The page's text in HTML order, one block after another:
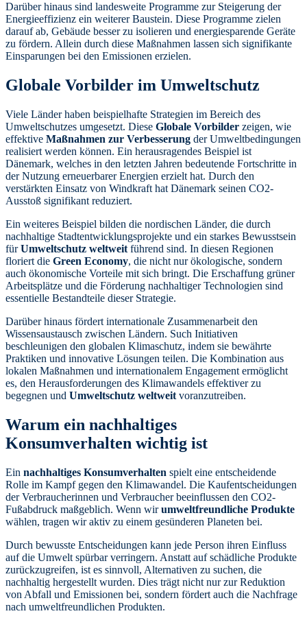
Darüber hinaus sind landesweite Programme zur Steigerung der
Energieeffizienz ein weiterer Baustein. Diese Programme zielen
darauf ab, Gebäude besser zu isolieren und energiesparende Geräte
zu fördern. Allein durch diese Maßnahmen lassen sich signifikante
Einsparungen bei den Emissionen erzielen.
Globale Vorbilder im Umweltschutz
Viele Länder haben beispielhafte Strategien im Bereich des
Umweltschutzes umgesetzt. Diese Globale Vorbilder zeigen, wie
effektive Maßnahmen zur Verbesserung der Umweltbedingungen
realisiert werden können. Ein herausragendes Beispiel ist
Dänemark, welches in den letzten Jahren bedeutende Fortschritte in
der Nutzung erneuerbarer Energien erzielt hat. Durch den
verstärkten Einsatz von Windkraft hat Dänemark seinen CO2-
Ausstoß signifikant reduziert.
Ein weiteres Beispiel bilden die nordischen Länder, die durch
nachhaltige Stadtentwicklungsprojekte und ein starkes Bewusstsein
fürUmweltschutz weltweit führend sind. In diesen Regionen
floriert die Green Economy, die nicht nur ökologische, sondern
auch ökonomische Vorteile mit sich bringt. Die Erschaffung grüner
Arbeitsplätze und die Förderung nachhaltiger Technologien sind
essentielle Bestandteile dieser Strategie.
Darüber hinaus fördert internationale Zusammenarbeit den
Wissensaustausch zwischen Ländern. Such Initiativen
beschleunigen den globalen Klimaschutz, indem sie bewährte
Praktiken und innovative Lösungen teilen. Die Kombination aus
lokalen Maßnahmen und internationalem Engagement ermöglicht
es, den Herausforderungen des Klimawandels effektiver zu
begegnen und Umweltschutz weltweit voranzutreiben.
Warum ein nachhaltiges
Konsumverhalten wichtig ist
Ein nachhaltiges Konsumverhalten spielt eine entscheidende
Rolle im Kampf gegen den Klimawandel. Die Kaufentscheidungen
der Verbraucherinnen und Verbraucher beeinflussen den CO2-
Fußabdruck maßgeblich. Wenn wirumweltfreundliche Produkte
wählen, tragen wir aktiv zu einem gesünderen Planeten bei.
Durch bewusste Entscheidungen kann jede Person ihren Einfluss
auf die Umwelt spürbar verringern. Anstatt auf schädliche Produkte
zurückzugreifen, ist es sinnvoll, Alternativen zu suchen, die
nachhaltig hergestellt wurden. Dies trägt nicht nur zur Reduktion
von Abfall und Emissionen bei, sondern fördert auch die Nachfrage
nach umweltfreundlichen Produkten.